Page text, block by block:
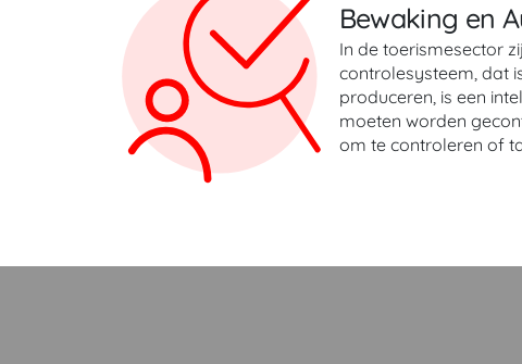
Bewaking en
In de toerismesector
controlesysteem, dat
produceren, is een
moeten worden
om te controleren of